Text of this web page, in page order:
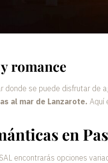
romance
donde se puede disfrutar de
al mar de Lanzarote. Aquí
en
encontrarás opciones